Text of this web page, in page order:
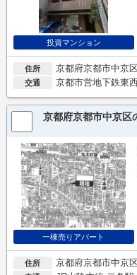
投資マンション
住所 京都府京都市中京
交通 京都市営地下鉄東
京都府京都市中京区
一棟売りアパート
住所 京都府京都市中京